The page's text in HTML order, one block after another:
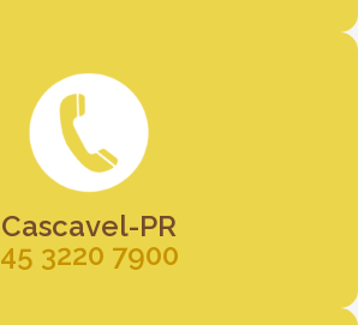
Cascavel-PR
45 3220 7900